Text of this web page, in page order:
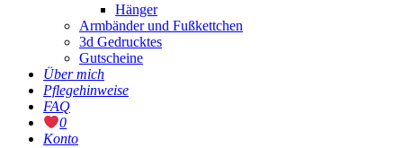
Hänger
Armbänder und Fußkettchen
3d Gedrucktes
Gutscheine
Über mich
Pflegehinweise
FAQ
0
Konto